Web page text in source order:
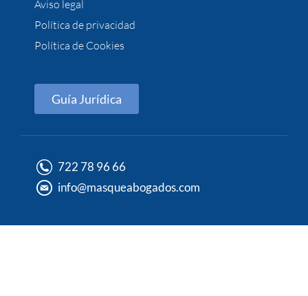
Aviso legal
Política de privacidad
Política de Cookies
Guía Jurídica
722 78 96 66
info@masqueabogados.com